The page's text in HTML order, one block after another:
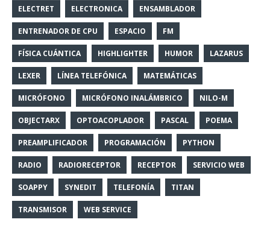
ELECTRET ELECTRONICA ENSAMBLADOR
ENTRENADOR DE CPU ESPACIO FM
FÍSICA CUÁNTICA HIGHLIGHTER HUMOR LAZARUS
LEXER LÍNEA TELEFÓNICA MATEMÁTICAS
MICRÓFONO MICRÓFONO INALÁMBRICO NILO-M
OBJECTARX OPTOACOPLADOR PASCAL POEMA
PREAMPLIFICADOR PROGRAMACIÓN PYTHON
RADIO RADIORECEPTOR RECEPTOR SERVICIO WEB
SOAPPY SYNEDIT TELEFONÍA TITAN
TRANSMISOR WEB SERVICE